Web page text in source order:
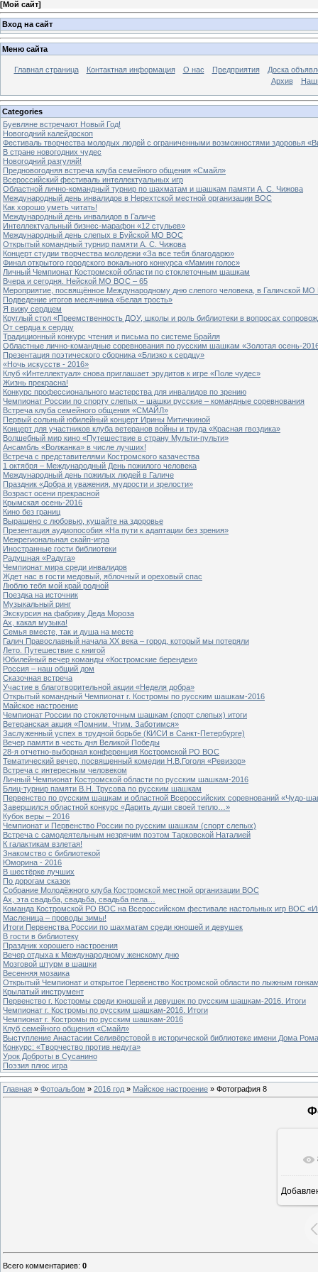
[Мой сайт]
Вход на сайт
Меню сайта
Главная страница Контактная информация О нас Предприятия
Доска
Архив
Categories
Буевляне встречают Новый Год!
Новогодний калейдоскоп
Фестиваль творчества молодых людей с ограниченными возможностями здоровья
В стране новогодних чудес
Новогодний разгуляй!
Предновогодняя встреча клуба семейного общения «Смайл»
Всероссийский фестиваль интеллектуальных игр
Областной лично-командный турнир по шахматам и шашкам памяти А. С. Чижова
Международный день инвалидов в Нерехтской местной организации ВОС
Как хорошо уметь читать!
Международный день инвалидов в Галиче
Интеллектуальный бизнес-марафон «12 стульев»
Международный день слепых в Буйской МО ВОС
Открытый командный турнир памяти А. С. Чижова
Концерт студии творчества молодежи «За все тебя благодарю»
Финал открытого городского вокального конкурса «Мамин голос»
Личный Чемпионат Костромской области по стоклеточным шашкам
Вчера и сегодня. Нейской МО ВОС – 65
Мероприятие, посвящённое Международному дню слепого человека, в Галичской
Подведение итогов месячника «Белая трость»
Я вижу сердцем
Круглый стол «Преемственность ДОУ, школы и роль библиотеки в вопросах
От сердца к сердцу
Традиционный конкурс чтения и письма по системе Брайля
Областные лично-командные соревнования по русским шашкам «Золотая осень-
Презентация поэтического сборника «Близко к сердцу»
«Ночь искусств - 2016»
Клуб «Интеллектуал» снова приглашает эрудитов к игре «Поле чудес»
Жизнь прекрасна!
Конкурс профессионального мастерства для инвалидов по зрению
Чемпионат России по спорту слепых – шашки русские – командные соревнования
Встреча клуба семейного общения «СМАЙЛ»
Первый сольный юбилейный концерт Ирины Митичкиной
Концерт для участников клуба ветеранов войны и труда «Красная гвоздика»
Волшебный мир кино «Путешествие в страну Мульти-пульти»
Ансамбль «Волжанка» в числе лучших!
Встреча с представителями Костромского казачества
1 октября – Международный День пожилого человека
Международный день пожилых людей в Галиче
Праздник «Добра и уважения, мудрости и зрелости»
Возраст осени прекрасной
Крымская осень-2016
Кино без границ
Выращено с любовью, кушайте на здоровье
Презентация аудиопособия «На пути к адаптации без зрения»
Межрегиональная скайп-игра
Иностранные гости библиотеки
Радушная «Радуга»
Чемпионат мира среди инвалидов
Ждет нас в гости медовый, яблочный и ореховый спас
Люблю тебя мой край родной
Поездка на источник
Музыкальный ринг
Экскурсия на фабрику Деда Мороза
Ах, какая музыка!
Семья вместе, так и душа на месте
Галич Православный начала ХХ века – город, который мы потеряли
Лето. Путешествие с книгой
Юбилейный вечер команды «Костромские берендеи»
Россия – наш общий дом
Сказочная встреча
Участие в благотворительной акции «Неделя добра»
Открытый командный Чемпионат г. Костромы по русским шашкам-2016
Майское настроение
Чемпионат России по стоклеточным шашкам (спорт слепых) итоги
Ветеранская акция «Помним. Чтим. Заботимся»
Заслуженный успех в трудной борьбе (КИСИ в Санкт-Петербурге)
Вечер памяти в честь дня Великой Победы
28-я отчетно-выборная конференция Костромской РО ВОС
Тематический вечер, посвященный комедии Н.В.Гоголя «Ревизор»
Встреча с интересным человеком
Личный Чемпионат Костромской области по русским шашкам-2016
Блиц-турнир памяти В.Н. Трусова по русским шашкам
Первенство по русским шашкам и областной Всероссийских соревнований «Чудо-
Завершился областной конкурс «Дарить души своей тепло…»
Кубок веры – 2016
Чемпионат и Первенство России по русским шашкам (спорт слепых)
Встреча с самодеятельным незрячим поэтом Тарковской Наталией
К галактикам взлетая!
Знакомство с библиотекой
Юморина - 2016
В шестёрке лучших
По дорогам сказок
Собрание Молодёжного клуба Костромской местной организации ВОС
Ах, эта свадьба, свадьба, свадьба пела…
Команда Костромской РО ВОС на Всероссийском фестивале настольных игр ВОС
Масленица – проводы зимы!
Итоги Первенства России по шахматам среди юношей и девушек
В гости в библиотеку
Праздник хорошего настроения
Вечер отдыха к Международному женскому дню
Мозговой штурм в шашки
Весенняя мозаика
Открытый Чемпионат и открытое Первенство Костромской области по лыжным
Крылатый инструмент
Первенство г. Костромы среди юношей и девушек по русским шашкам-2016. Итоги
Чемпионат г. Костромы по русским шашкам-2016. Итоги
Чемпионат г. Костромы по русским шашкам-2016
Клуб семейного общения «Смайл»
Выступление Анастасии Селивёрстовой в исторической библиотеке имени Дома
Конкурс: «Творчество против недуга»
Урок Доброты в Сусанино
Поэзия плюс игра
Главная » Фотоальбом » 2016 год » Майское настроение » Фотография 8
Всего комментариев: 0